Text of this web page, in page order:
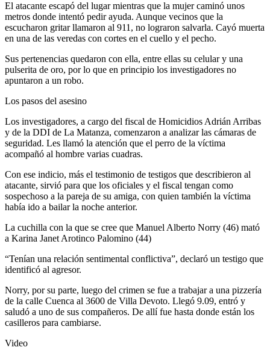
El atacante escapó del lugar mientras que la mujer caminó unos
metros donde intentó pedir ayuda. Aunque vecinos que la
escucharon gritar llamaron al 911, no lograron salvarla. Cayó muerta
en una de las veredas con cortes en el cuello y el pecho.
Sus pertenencias quedaron con ella, entre ellas su celular y una
pulserita de oro, por lo que en principio los investigadores no
apuntaron a un robo.
Los pasos del asesino
Los investigadores, a cargo del fiscal de Homicidios Adrián Arribas
y de la DDI de La Matanza, comenzaron a analizar las cámaras de
seguridad. Les llamó la atención que el perro de la víctima
acompañó al hombre varias cuadras.
Con ese indicio, más el testimonio de testigos que describieron al
atacante, sirvió para que los oficiales y el fiscal tengan como
sospechoso a la pareja de su amiga, con quien también la víctima
había ido a bailar la noche anterior.
La cuchilla con la que se cree que Manuel Alberto Norry (46) mató
a Karina Janet Arotinco Palomino (44)
“Tenían una relación sentimental conflictiva”, declaró un testigo que
identificó al agresor.
Norry, por su parte, luego del crimen se fue a trabajar a una pizzería
de la calle Cuenca al 3600 de Villa Devoto. Llegó 9.09, entró y
saludó a uno de sus compañeros. De allí fue hasta donde están los
casilleros para cambiarse.
Video